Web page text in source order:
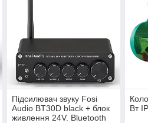
Підсилювач звуку Fosi
Audio BT30D black + блок
живлення 24V. Bluetooth
Вт